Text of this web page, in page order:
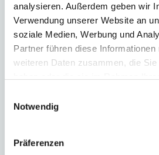
analysieren. Außerdem geben wir
Verwendung unserer Website an
soziale Medien, Werbung und
Partner führen diese
weiteren Daten zusammen, die
Notwendig
Präferenzen